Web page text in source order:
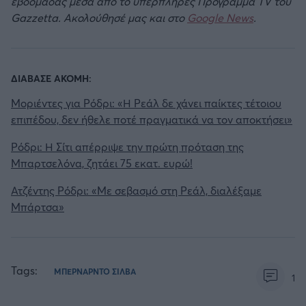
Gazzetta. Ακολούθησέ μας και στο Google News.
ΔΙΑΒΑΣΕ ΑΚΟΜΗ:
Μοριέντες για Ρόδρι: «Η Ρεάλ δε χάνει παίκτες τέτοιου
επιπέδου, δεν ήθελε ποτέ πραγματικά να τον αποκτήσει»
Ρόδρι: Η Σίτι απέρριψε την πρώτη πρόταση της
Μπαρτσελόνα, ζητάει 75 εκατ. ευρώ!
Ατζέντης Ρόδρι: «Με σεβασμό στη Ρεάλ, διαλέξαμε
Μπάρτσα»
Tags: ΜΠΕΡΝΑΡΝΤΟ ΣΙΛΒΑ 1